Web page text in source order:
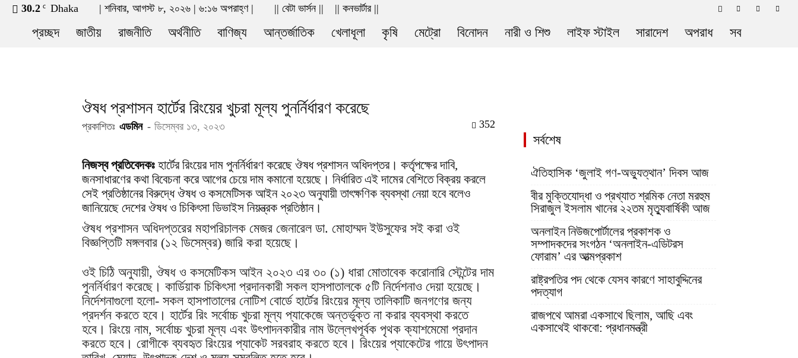
30.2 C Dhaka | শনিবার, আগস্ট ৮, ২০২৬ | ৬:১৬ অপরাহ্ণ | || বেটা ভার্সন || || কনভার্টার ||
news21bd.net
প্রচ্ছদ জাতীয় রাজনীতি অর্থনীতি বাণিজ্য আন্তর্জাতিক খেলাধূলা কৃষি মেট্রো বিনোদন নারী ও শিশু লাইফ স্টাইল সারাদেশ অপরাধ সব
ঔষধ প্রশাসন হার্টের রিংয়ের খুচরা মূল্য পুনর্নির্ধারণ করেছে
প্রকাশিতঃ এডমিন - ডিসেম্বর ১৩, ২০২৩ 352
নিজস্ব প্রতিবেদকঃ হার্টের রিংয়ের দাম পুনর্নির্ধারণ করেছে ঔষধ প্রশাসন অধিদপ্তর। কর্তৃপক্ষের দাবি,
জনসাধারণের কথা বিবেচনা করে আগের চেয়ে দাম কমানো হয়েছে। নির্ধারিত এই দামের বেশিতে বিক্রয় করলে
সেই প্রতিষ্ঠানের বিরুদ্ধে ঔষধ ও কসমেটিসক আইন ২০২৩ অনুযায়ী তাৎক্ষণিক ব্যবস্থা নেয়া হবে বলেও
জানিয়েছে দেশের ঔষধ ও চিকিৎসা ডিভাইস নিয়ন্ত্রক প্রতিষ্ঠান।
ঔষধ প্রশাসন অধিদপ্তরের মহাপরিচালক মেজর জেনারেল ডা. মোহাম্মদ ইউসুফের সই করা ওই
বিজ্ঞপ্তিটি মঙ্গলবার (১২ ডিসেম্বর) জারি করা হয়েছে।
ওই চিঠি অনুযায়ী, ঔষধ ও কসমেটিকস আইন ২০২৩ এর ৩০ (১) ধারা মোতাবেক করোনারি স্টেন্টের দাম
পুনর্নির্ধারণ করেছে। কার্ডিয়াক চিকিৎসা প্রদানকারী সকল হাসপাতালকে ৫টি নির্দেশনাও দেয়া হয়েছে।
নির্দেশনাগুলো হলো- সকল হাসপাতালের নোটিশ বোর্ডে হার্টের রিংয়ের মূল্য তালিকাটি জনগণের জন্য
প্রদর্শন করতে হবে। হার্টের রিং সর্বোচ্চ খুচরা মূল্য প্যাকেজে অন্তর্ভুক্ত না করার ব্যবস্থা করতে
হবে। রিংয়ে নাম, সর্বোচ্চ খুচরা মূল্য এবং উৎপাদনকারীর নাম উল্লেখপূর্বক পৃথক ক্যাশমেমো প্রদান
করতে হবে। রোগীকে ব্যবহৃত রিংয়ের প্যাকেট সরবরাহ করতে হবে। রিংয়ের প্যাকেটের গায়ে উৎপাদন
সর্বশেষ
ঐতিহাসিক ‘জুলাই গণ-অভ্যুত্থান’ দিবস আজ
বীর মুক্তিযোদ্ধা ও প্রখ্যাত শ্রমিক নেতা মরহুম
সিরাজুল ইসলাম খানের ২২তম মৃত্যুবার্ষিকী আজ
অনলাইন নিউজপোর্টালের প্রকাশক ও
সম্পাদকদের সংগঠন ‘অনলাইন-এডিটরস
ফোরাম’ এর আত্মপ্রকাশ
রাষ্ট্রপতির পদ থেকে যেসব কারণে সাহাবুদ্দিনের
পদত্যাগ
রাজপথে আমরা একসাথে ছিলাম, আছি এবং
একসাথেই থাকবো: প্রধানমন্ত্রী